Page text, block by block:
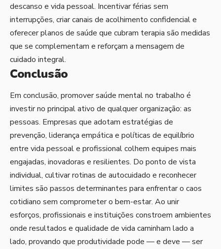
descanso e vida pessoal. Incentivar férias sem
interrupções, criar canais de acolhimento confidencial e
oferecer planos de saúde que cubram terapia são medidas
que se complementam e reforçam a mensagem de
cuidado integral.
Conclusão
Em conclusão, promover saúde mental no trabalho é
investir no principal ativo de qualquer organização: as
pessoas. Empresas que adotam estratégias de
prevenção, liderança empática e políticas de equilíbrio
entre vida pessoal e profissional colhem equipes mais
engajadas, inovadoras e resilientes. Do ponto de vista
individual, cultivar rotinas de autocuidado e reconhecer
limites são passos determinantes para enfrentar o caos
cotidiano sem comprometer o bem-estar. Ao unir
esforços, profissionais e instituições constroem ambientes
onde resultados e qualidade de vida caminham lado a
lado, provando que produtividade pode — e deve — ser